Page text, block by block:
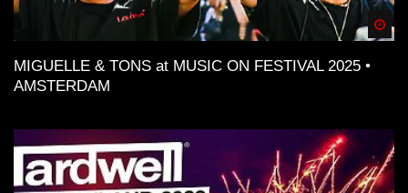
MIGUELLE & TONS at MUSIC ON FESTIVAL 2025 •
AMSTERDAM